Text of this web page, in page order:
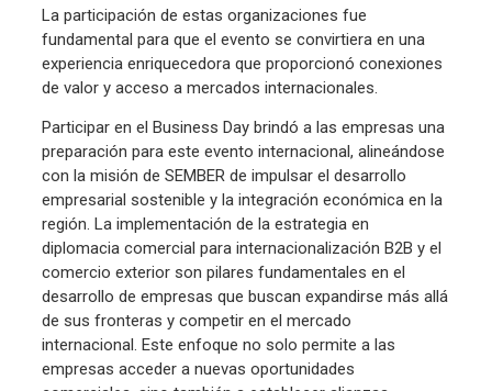
La participación de estas organizaciones fue
fundamental para que el evento se convirtiera en una
experiencia enriquecedora que proporcionó conexiones
de valor y acceso a mercados internacionales.
Participar en el Business Day brindó a las empresas una
preparación para este evento internacional, alineándose
con la misión de SEMBER de impulsar el desarrollo
empresarial sostenible y la integración económica en la
región. La implementación de la estrategia en
diplomacia comercial para internacionalización B2B y el
comercio exterior son pilares fundamentales en el
desarrollo de empresas que buscan expandirse más allá
de sus fronteras y competir en el mercado
internacional. Este enfoque no solo permite a las
empresas acceder a nuevas oportunidades